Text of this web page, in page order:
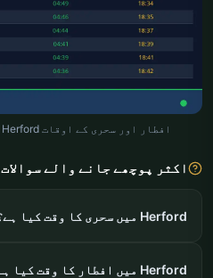
افطار اور سحری کے اوقات Herford اگست 2026 — نماز کے اوقات
اکثر پوچھے جانے والے سوالات
Herford میں سحری کا وقت کیا ہے؟
Herford میں افطار کا وقت کیا ہے؟